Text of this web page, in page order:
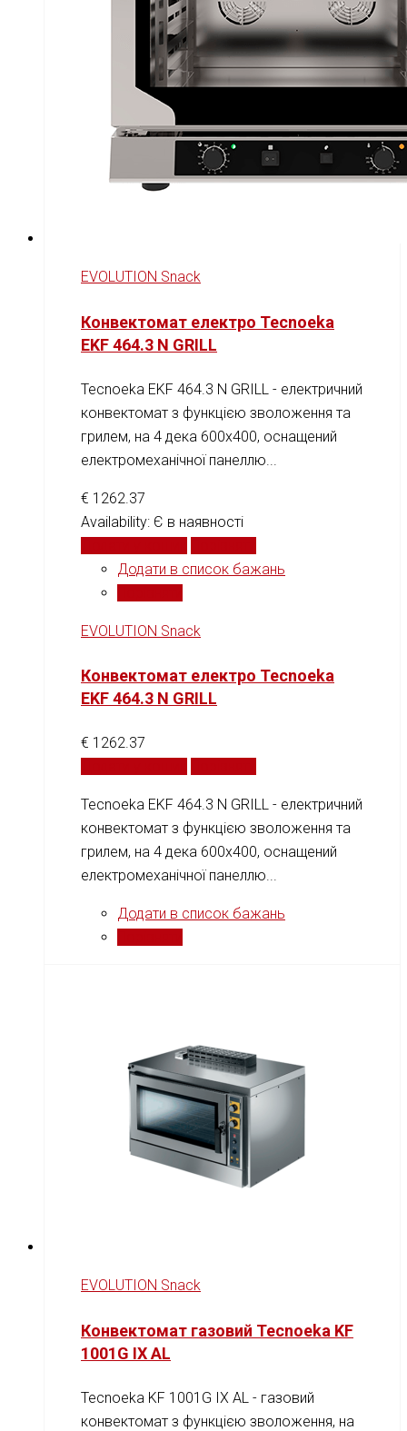
EVOLUTION Snack
Конвектомат електро Tecnoeka
EKF 464.3 N GRILL
Tecnoeka EKF 464.3 N GRILL - електричний
конвектомат з функцією зволоження та
грилем, на 4 дека 600х400, оснащений
електромеханічної панеллю...
€ 1262.37
Availability: Є в наявності
Додати в список бажань
EVOLUTION Snack
Конвектомат електро Tecnoeka
EKF 464.3 N GRILL
€ 1262.37
Tecnoeka EKF 464.3 N GRILL - електричний
конвектомат з функцією зволоження та
грилем, на 4 дека 600х400, оснащений
електромеханічної панеллю...
Додати в список бажань
EVOLUTION Snack
Конвектомат газовий Tecnoeka KF
1001G IX AL
Tecnoeka KF 1001G IX AL - газовий
конвектомат з функцією зволоження, на